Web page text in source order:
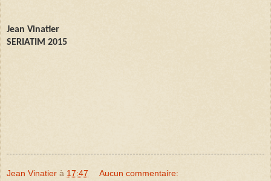
Jean Vinatier
SERIATIM 2015
Jean Vinatier à 17:47 Aucun commentaire: